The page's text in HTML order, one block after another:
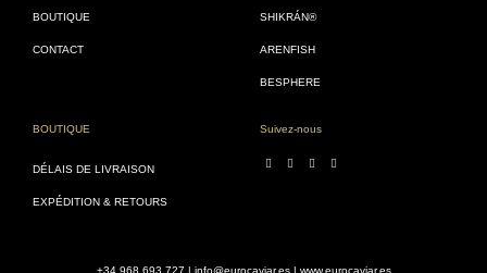
BOUTIQUE
CONTACT
SHIKRÁN®
ARENFISH
BESPHERE
BOUTIQUE
DÉLAIS DE LIVRAISON
EXPÉDITION & RETOURS
Suivez-nous
+34 968 693 727 | info@eurocaviar.es | www.eurocaviar.es